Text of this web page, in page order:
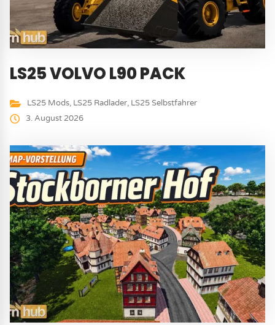
LS25 VOLVO L90 PACK
LS25 Mods, LS25 Radlader, LS25 Selbstfahrer
3. August 2026